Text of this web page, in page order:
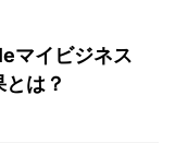
マイビジネス
は？